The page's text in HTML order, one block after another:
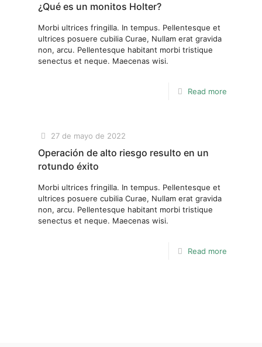
¿Qué es un monitos Holter?
Morbi ultrices fringilla. In tempus. Pellentesque et
ultrices posuere cubilia Curae, Nullam erat gravida
non, arcu. Pellentesque habitant morbi tristique
senectus et neque. Maecenas wisi.
Read more
27 de mayo de 2022
Operación de alto riesgo resulto en un
rotundo éxito
Morbi ultrices fringilla. In tempus. Pellentesque et
ultrices posuere cubilia Curae, Nullam erat gravida
non, arcu. Pellentesque habitant morbi tristique
senectus et neque. Maecenas wisi.
Read more